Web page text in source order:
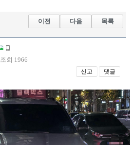
해외축구
국내축구
이전 다음 목록
조회 1966
신고 댓글